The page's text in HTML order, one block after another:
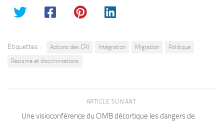
Étiquettes : Actions des CRI Intégration Migration
Politique
Racisme et discriminations
ARTICLE SUIVANT
Une visioconférence du CIMB décortique les dangers de